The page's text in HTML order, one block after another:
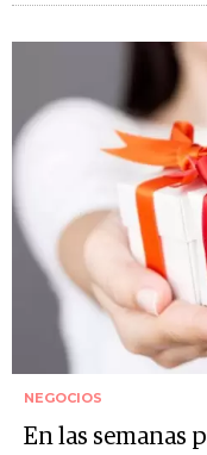
NEGOCIOS
En las semanas